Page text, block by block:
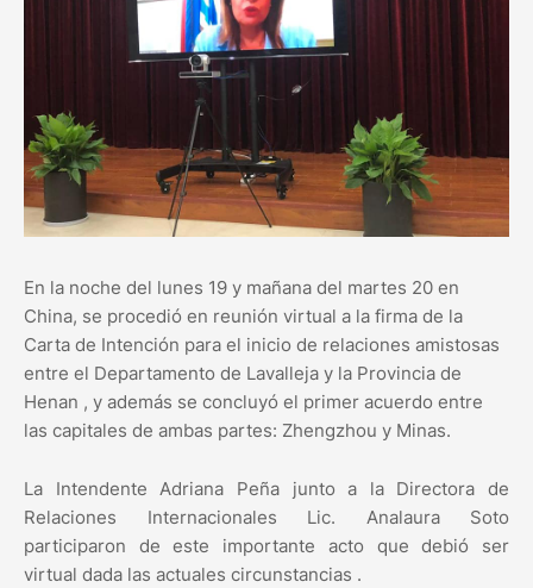
En la noche del lunes 19 y mañana del martes 20 en
China, se procedió en reunión virtual a la firma de la
Carta de Intención para el inicio de relaciones amistosas
entre el Departamento de Lavalleja y la Provincia de
Henan , y además se concluyó el primer acuerdo entre
las capitales de ambas partes: Zhengzhou y Minas.
La Intendente Adriana Peña junto a la Directora de
Relaciones Internacionales Lic. Analaura Soto
participaron de este importante acto que debió ser
virtual dada las actuales circunstancias .